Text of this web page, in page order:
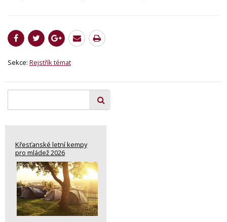
Sekce: Rejstřík témat
Křesťanské letní kempy
pro mládež 2026